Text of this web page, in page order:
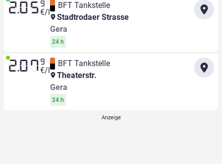
2.05 9
€/l
BFT Tankstelle
Stadtrodaer Strasse
Gera
24 h
2.07 9
€/l
BFT Tankstelle
Theaterstr.
Gera
24 h